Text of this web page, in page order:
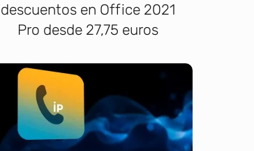
descuentos en Office 2021
Pro desde 27,75 euros